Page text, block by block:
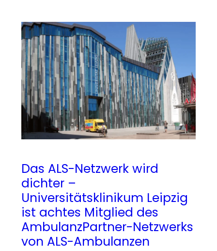
Das ALS-Netzwerk wird
dichter –
Universitätsklinikum Leipzig
ist achtes Mitglied des
AmbulanzPartner-Netzwerks
von ALS-Ambulanzen